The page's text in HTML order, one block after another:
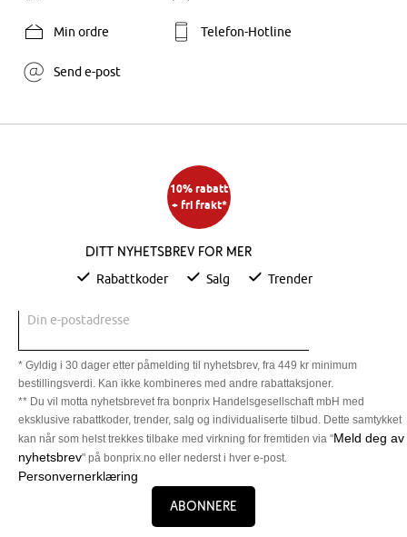
Min ordre Telefon-Hotline
Send e-post
10% rabatt
+ fri frakt*
Ditt nyhetsbrev for mer
Rabattkoder Salg Trender
Din e-postadresse
* Gyldig i 30 dager etter påmelding til nyhetsbrev, fra 449 kr minimum
bestillingsverdi. Kan ikke kombineres med andre rabattaksjoner.
** Du vil motta nyhetsbrevet fra bonprix Handelsgesellschaft mbH med
eksklusive rabattkoder, trender, salg og individualiserte tilbud. Dette samtykket
kan når som helst trekkes tilbake med virkning for fremtiden via "Meld deg av
nyhetsbrev" på bonprix.no eller nederst i hver e-post.
Personvernerklæring
Abonnere